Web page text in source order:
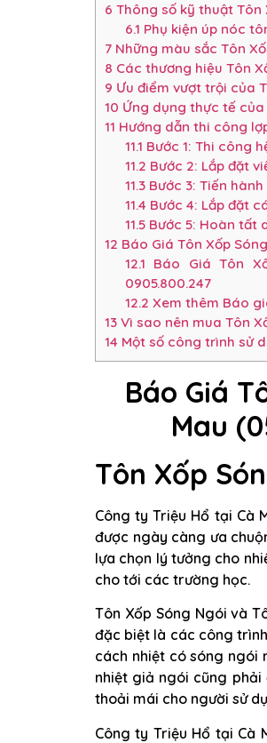
6 Thông số kỹ thuật Tôn
6.1 Phụ kiện úp nóc
7 Những màu sắc Tôn
8 Các thương hiệu Tôn
9 Ưu điểm vượt trội của
10 Ứng dụng thực tế của
11 Hướng dẫn thi công
11.1 Bước 1: Thi công
11.2 Bước 2: Lắp đặt
11.3Bước 3: Tiến
11.4 Bước 4: Lắp đặt
11.5Bước 5: Hoàn tất
12 Báo Giá Tôn Xốp
12.1 Báo Giá Tôn
0905.800.247
12.2 Xem thêm Báo
13 Vì sao nên mua Tôn
14 Một số công trình sử
Báo Giá
Mau
Tôn Xốp
Công ty Triệu Hổ tại Cà
được ngày càng ưa
lựa chọn lý tưởng cho
cho tới các trường học.
Tôn Xốp Sóng Ngói và
đặc biệt là các công
cách nhiệt có sóng ngói
nhiệt giả ngói cũng
thoải mái cho người sử
Công ty Triệu Hổ tại Cà